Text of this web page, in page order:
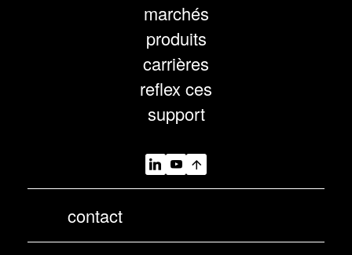
marchés
produits
carrières
reflex ces
support
contact